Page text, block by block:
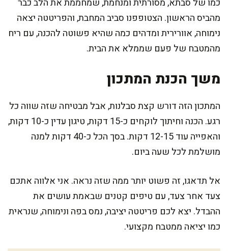
כמו של סבתא, מסורתית ומנחמת, שמחממת את הלב כבר
מהביס הראשון. הצטופפנו סביב המחבת, והפריטטה יצאה
נימוחה, אוורירית ומדהים כמה שהיא פשוטה להכנה, עם ריח
מהמטבח של פעם שממלא את הבית.
משך הכנת המתכון
המתכון הזה דורש קצת סבלנות, אבל מבטיחה שזה שווה כל
רגע. הכנה וחיתוך לוקחים כ-15 דקות, טיגון עדין כ-10 דקות,
והאפייה עוד 12-15 דקות. בסך הכל כ-40 דקות למנה
מושלמת לכל שעה ביום.
אל תדאגו, זה פשוט יותר ממה שזה נראה. אני אלווה אתכם
צעד אחר צעד, עם טיפים קטנים שבאמת עושים את
ההבדל. יצא לכם פריטטה יציבה, נמס בפה ונימוחה, שנראית
כמו יציאה ממטבח מקצועי.